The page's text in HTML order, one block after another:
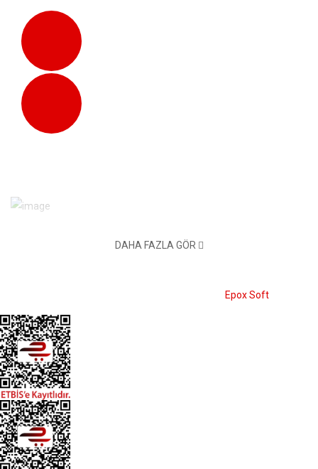
Ihlamur Sokak No: 10/A Kızılay Çankaya Ankara
OZ DOROTHY
Üye Ol
Giriş Yap
Şifremi Unuttum
Hesabım
OZ DOROTHY BILGI
DAHA FAZLA GÖR
Epox Soft